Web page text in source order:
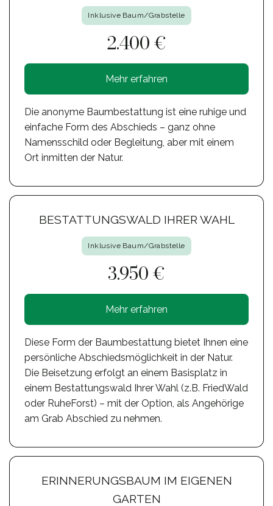
Inklusive Baum/Grabstelle
2.400 €
Mehr erfahren
Die anonyme Baumbestattung ist eine ruhige und
einfache Form des Abschieds – ganz ohne
Namensschild oder Begleitung, aber mit einem
Ort inmitten der Natur.
BESTATTUNGSWALD IHRER WAHL
Inklusive Baum/Grabstelle
3.950 €
Mehr erfahren
Diese Form der Baumbestattung bietet Ihnen eine
persönliche Abschiedsmöglichkeit in der Natur.
Die Beisetzung erfolgt an einem Basisplatz in
einem Bestattungswald Ihrer Wahl (z.B. FriedWald
oder RuheForst) – mit der Option, als Angehörige
am Grab Abschied zu nehmen.
ERINNERUNGSBAUM IM EIGENEN
GARTEN